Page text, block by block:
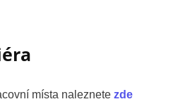
místa naleznete zde